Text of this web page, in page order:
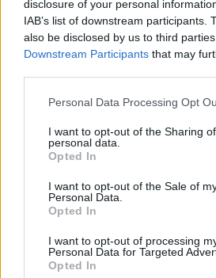
disclosure of your personal
IAB’s list of downstream participants.
also be disclosed by us to third
Downstream Participants that may
Personal Data Processing Opt
I want to opt-out of the Sharing
personal data.
Opted In
I want to opt-out of the Sale of
Personal Data.
Opted In
I want to opt-out of processing
Personal Data for Targeted
Opted In